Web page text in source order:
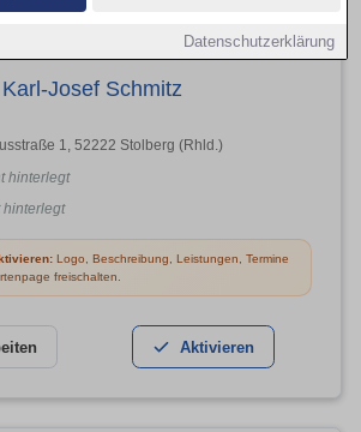
Datenschutzerklärung
Karl-Josef Schmitz
1, 52222 Stolberg (Rhld.)
hinterlegt
hinterlegt
Logo, Beschreibung, Leistungen, Termine
freischalten.
Aktivieren